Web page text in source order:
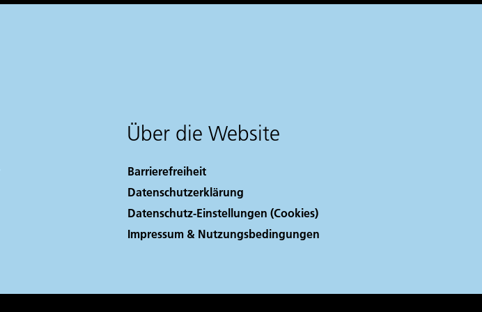
Über die Website
Barrierefreiheit
Datenschutzerklärung
Datenschutz-Einstellungen (Cookies)
Impressum & Nutzungsbedingungen